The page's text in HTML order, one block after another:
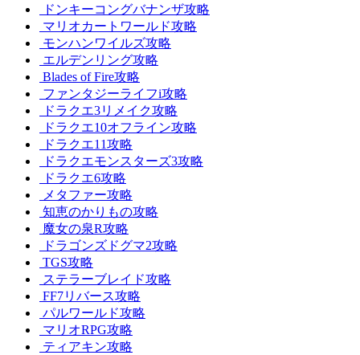
ドンキーコングバナンザ攻略
マリオカートワールド攻略
モンハンワイルズ攻略
エルデンリング攻略
Blades of Fire攻略
ファンタジーライフi攻略
ドラクエ3リメイク攻略
ドラクエ10オフライン攻略
ドラクエ11攻略
ドラクエモンスターズ3攻略
ドラクエ6攻略
メタファー攻略
知恵のかりもの攻略
魔女の泉R攻略
ドラゴンズドグマ2攻略
TGS攻略
ステラーブレイド攻略
FF7リバース攻略
パルワールド攻略
マリオRPG攻略
ティアキン攻略